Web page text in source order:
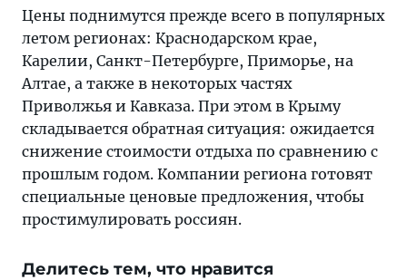
Цены поднимутся прежде всего в популярных
летом регионах: Краснодарском крае,
Карелии, Санкт-Петербурге, Приморье, на
Алтае, а также в некоторых частях
Приволжья и Кавказа. При этом в Крыму
складывается обратная ситуация: ожидается
снижение стоимости отдыха по сравнению с
прошлым годом. Компании региона готовят
специальные ценовые предложения, чтобы
простимулировать россиян.
Делитесь тем, что нравится